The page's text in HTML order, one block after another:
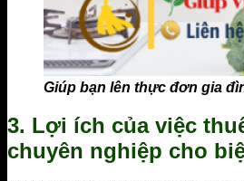
Giúp bạn lên thực đơn gia
3. Lợi ích của việc
chuyên nghiệp cho